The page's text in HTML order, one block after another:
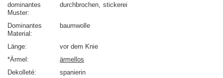
dominantes
Muster
durchbrochen stickerei
Dominantes
Material
baumwolle
Länge
vor dem Knie
*Ärmel
ärmellos
Dekolleté
spanierin